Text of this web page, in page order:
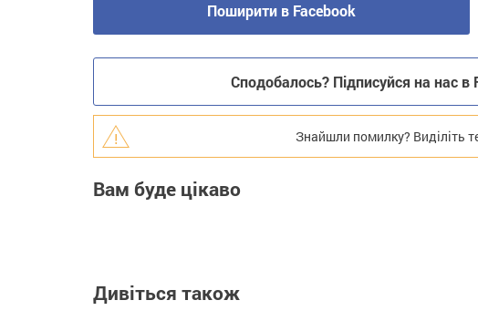
Поширити в Facebook
Сподобалось? Підписуйся на нас в
Знайшли помилку? Виділіть
Вам буде цікаво
Дивіться також